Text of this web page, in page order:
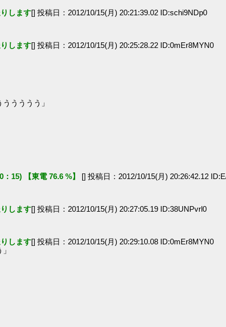
します[] 投稿日：2012/10/15(月) 20:21:39.02 ID:schi9NDp0
します[] 投稿日：2012/10/15(月) 20:25:28.22 ID:0mEr8MYN0
うううう」
15) 【東電 76.6 %】 [] 投稿日：2012/10/15(月) 20:26:42.12
します[] 投稿日：2012/10/15(月) 20:27:05.19 ID:38UNPvrl0
します[] 投稿日：2012/10/15(月) 20:29:10.08 ID:0mEr8MYN0